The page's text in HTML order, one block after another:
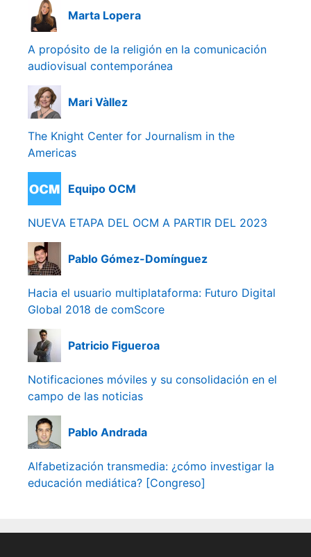
Marta Lopera
A propósito de la religión en la comunicación
audiovisual contemporánea
Mari Vàllez
The Knight Center for Journalism in the
Americas
Equipo OCM
NUEVA ETAPA DEL OCM A PARTIR DEL 2023
Pablo Gómez-Domínguez
Hacia el usuario multiplataforma: Futuro Digital
Global 2018 de comScore
Patricio Figueroa
Notificaciones móviles y su consolidación en el
campo de las noticias
Pablo Andrada
Alfabetización transmedia: ¿cómo investigar la
educación mediática? [Congreso]